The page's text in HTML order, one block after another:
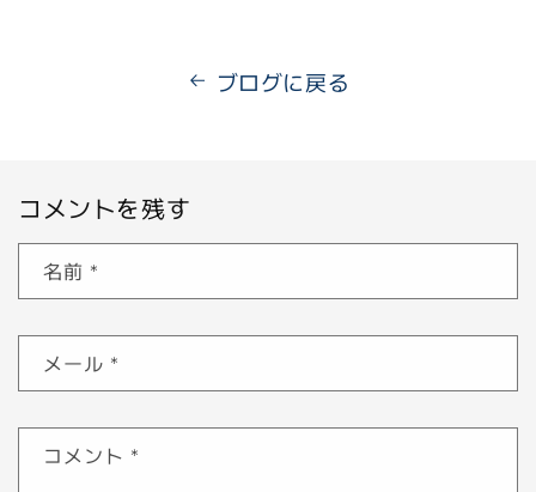
ブログに戻る
コメントを残す
名前 *
メール *
コメント *